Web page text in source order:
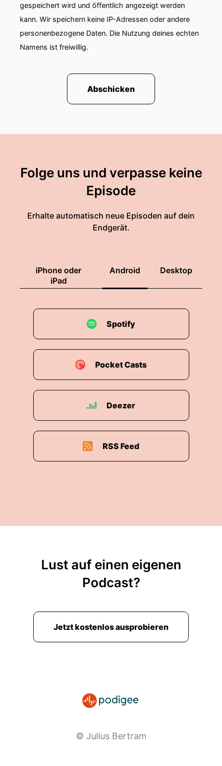
gespeichert wird und öffentlich angezeigt werden
kann. Wir speichern keine IP-Adressen oder andere
personenbezogene Daten. Die Nutzung deines echten
Namens ist freiwillig.
Abschicken
Folge uns und verpasse keine
Episode
Erhalte automatisch neue Episoden auf dein
Endgerät.
iPhone oder
iPad
Android Desktop
Spotify
Pocket Casts
Deezer
RSS Feed
Lust auf einen eigenen
Podcast?
Jetzt kostenlos ausprobieren
© Julius Bertram